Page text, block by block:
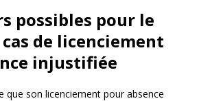
possibles pour le
de licenciement
injustifiée
que son licenciement pour absence